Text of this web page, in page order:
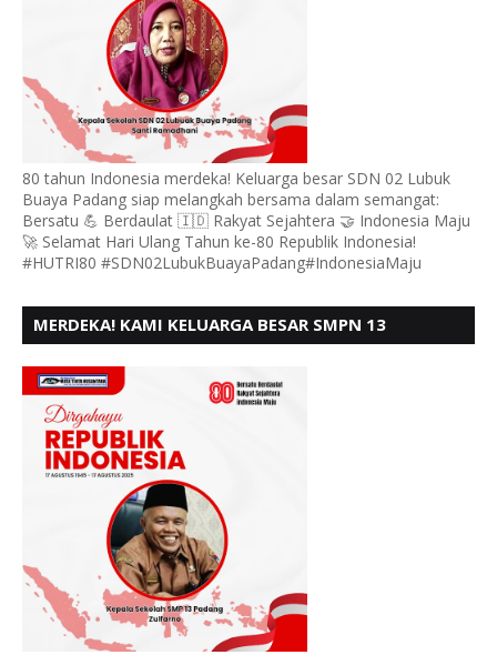
80 tahun Indonesia merdeka! Keluarga besar SDN 02 Lubuk
Buaya Padang siap melangkah bersama dalam semangat:
Bersatu 💪 Berdaulat 🇮🇩 Rakyat Sejahtera 🤝 Indonesia Maju
🚀 Selamat Hari Ulang Tahun ke-80 Republik Indonesia!
#HUTRI80 #SDN02LubukBuayaPadang#IndonesiaMaju
MERDEKA! KAMI KELUARGA BESAR SMPN 13